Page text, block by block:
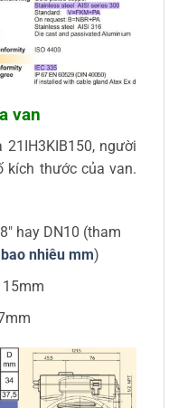
van
21IH3KIB150, người
kích thước của van.
hay DN10 (tham
nhiêu mm)